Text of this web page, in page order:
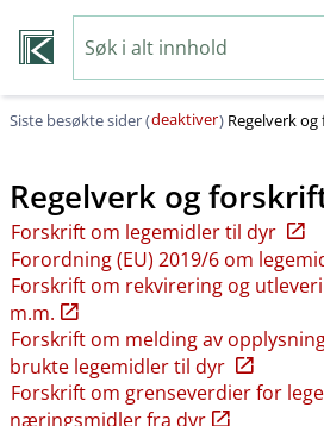
Siste besøkte sider (deaktiver) Regelverk
Regelverk og
Forskrift om legemidler til dyr
Forordning (EU) 2019/6 om
Forskrift om rekvirering og
m.m.
Forskrift om melding av
brukte legemidler til dyr
Forskrift om grenseverdier for
næringsmidler fra dyr